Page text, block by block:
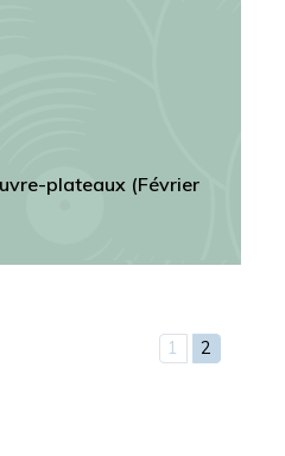
plateaux (Février
1 2